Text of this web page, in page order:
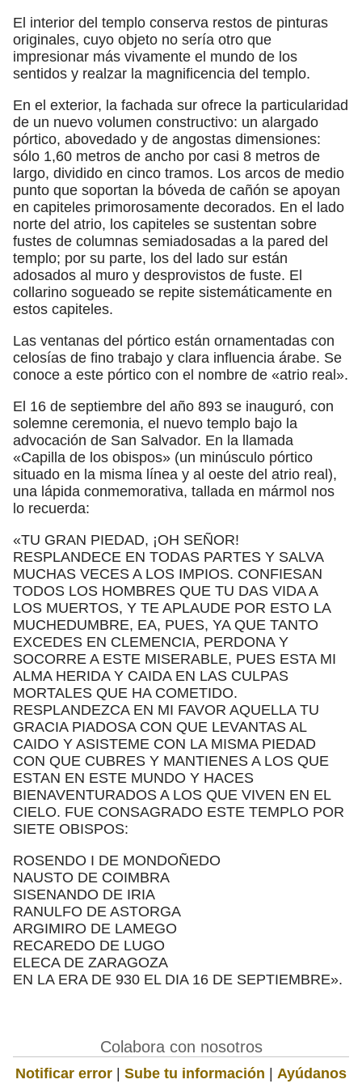
El interior del templo conserva restos de pinturas
originales, cuyo objeto no sería otro que
impresionar más vivamente el mundo de los
sentidos y realzar la magnificencia del templo.
En el exterior, la fachada sur ofrece la particularidad
de un nuevo volumen constructivo: un alargado
pórtico, abovedado y de angostas dimensiones:
sólo 1,60 metros de ancho por casi 8 metros de
largo, dividido en cinco tramos. Los arcos de medio
punto que soportan la bóveda de cañón se apoyan
en capiteles primorosamente decorados. En el lado
norte del atrio, los capiteles se sustentan sobre
fustes de columnas semiadosadas a la pared del
templo; por su parte, los del lado sur están
adosados al muro y desprovistos de fuste. El
collarino sogueado se repite sistemáticamente en
estos capiteles.
Las ventanas del pórtico están ornamentadas con
celosías de fino trabajo y clara influencia árabe. Se
conoce a este pórtico con el nombre de «atrio real».
El 16 de septiembre del año 893 se inauguró, con
solemne ceremonia, el nuevo templo bajo la
advocación de San Salvador. En la llamada
«Capilla de los obispos» (un minúsculo pórtico
situado en la misma línea y al oeste del atrio real),
una lápida conmemorativa, tallada en mármol nos
lo recuerda:
«TU GRAN PIEDAD, ¡OH SEÑOR!
RESPLANDECE EN TODAS PARTES Y SALVA
MUCHAS VECES A LOS IMPIOS. CONFIESAN
TODOS LOS HOMBRES QUE TU DAS VIDA A
LOS MUERTOS, Y TE APLAUDE POR ESTO LA
MUCHEDUMBRE, EA, PUES, YA QUE TANTO
EXCEDES EN CLEMENCIA, PERDONA Y
SOCORRE A ESTE MISERABLE, PUES ESTA MI
ALMA HERIDA Y CAIDA EN LAS CULPAS
MORTALES QUE HA COMETIDO.
RESPLANDEZCA EN MI FAVOR AQUELLA TU
GRACIA PIADOSA CON QUE LEVANTAS AL
CAIDO Y ASISTEME CON LA MISMA PIEDAD
CON QUE CUBRES Y MANTIENES A LOS QUE
ESTAN EN ESTE MUNDO Y HACES
BIENAVENTURADOS A LOS QUE VIVEN EN EL
CIELO. FUE CONSAGRADO ESTE TEMPLO POR
SIETE OBISPOS:
ROSENDO I DE MONDOÑEDO
NAUSTO DE COIMBRA
SISENANDO DE IRIA
RANULFO DE ASTORGA
ARGIMIRO DE LAMEGO
RECAREDO DE LUGO
ELECA DE ZARAGOZA
EN LA ERA DE 930 EL DIA 16 DE SEPTIEMBRE».
Colabora con nosotros
Notificar error | Sube tu información | Ayúdanos